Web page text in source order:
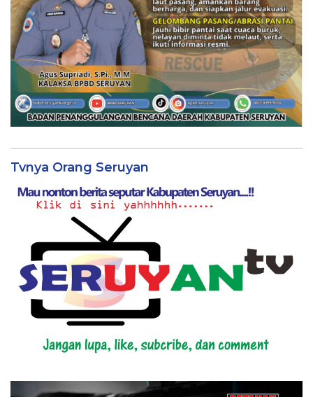
Tvnya Orang Seruyan